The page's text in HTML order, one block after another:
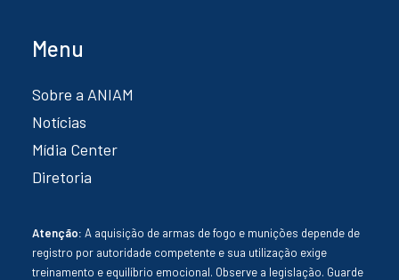
Menu
Sobre a ANIAM
Notícias
Mídia Center
Diretoria
Atenção: A aquisição de armas de fogo e munições depende de
registro por autoridade competente e sua utilização exige
treinamento e equilíbrio emocional. Observe a legislação. Guarde